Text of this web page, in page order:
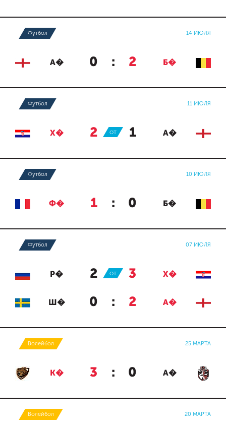
Футбол 14 ИЮЛЯ
А� 0 : 2 Б�
Футбол 11 ИЮЛЯ
Х� 2 : 1 А�
ОТ
Футбол 10 ИЮЛЯ
Ф� 1 : 0 Б�
Футбол 07 ИЮЛЯ
Р� 2 : 3 Х�
ОТ
Ш� 0 : 2 А�
Волейбол 25 МАРТА
К� 3 : 0 А�
Волейбол 20 МАРТА